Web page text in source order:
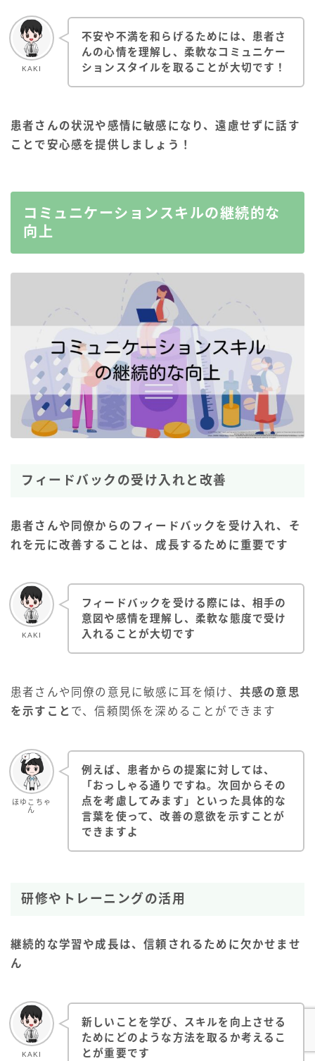
KAKI
不安や不満を和らげるためには、患者さ
んの心情を理解し、柔軟なコミュニケー
ションスタイルを取ることが大切です！
患者さんの状況や感情に敏感になり、遠慮せずに話す
ことで安心感を提供しましょう！
コミュニケーションスキルの継続的な
向上
フィードバックの受け入れと改善
患者さんや同僚からのフィードバックを受け入れ、そ
れを元に改善することは、成長するために重要です
KAKI
フィードバックを受ける際には、相手の
意図や感情を理解し、柔軟な態度で受け
入れることが大切です
患者さんや同僚の意見に敏感に耳を傾け、 共感の意思
を示すこと で、信頼関係を深めることができます
ほゆこちゃ
ん
例えば、患者からの提案に対しては、
「おっしゃる通りですね。次回からその
点を考慮してみます」といった具体的な
言葉を使って、改善の意欲を示すことが
できますよ
研修やトレーニングの活用
継続的な学習や成長は、信頼されるために欠かせませ
ん
KAKI
新しいことを学び、スキルを向上させる
ためにどのような方法を取るか考えるこ
とが重要です